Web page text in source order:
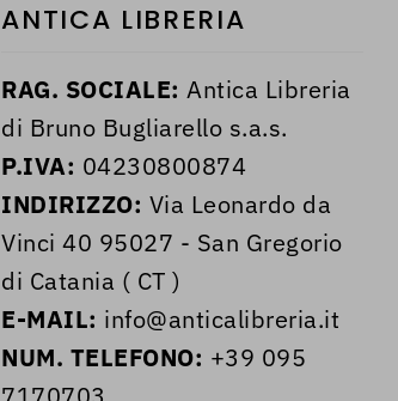
ANTICA LIBRERIA
RAG. SOCIALE: Antica Libreria
di Bruno Bugliarello s.a.s.
P.IVA: 04230800874
INDIRIZZO: Via Leonardo da
Vinci 40 95027 - San Gregorio
di Catania ( CT )
E-MAIL: info@anticalibreria.it
NUM. TELEFONO: +39 095